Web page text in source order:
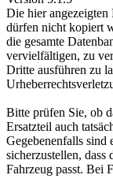
Die hier angezeigten
dürfen nicht kopiert
die gesamte
vervielfältigen, zu
Dritte ausführen zu
Bitte prüfen Sie, ob
Ersatzteil auch
Gegebenenfalls sind
sicherzustellen, dass
Fahrzeug passt. Bei